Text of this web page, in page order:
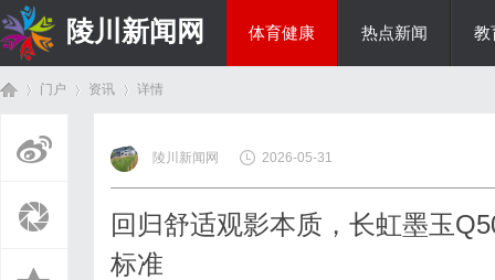
陵川新闻网 体育健康 热点新闻 教
门户 资讯
›
详情
陵川新闻网 2026-05-31
回归舒适观影本质，长虹墨玉
标准